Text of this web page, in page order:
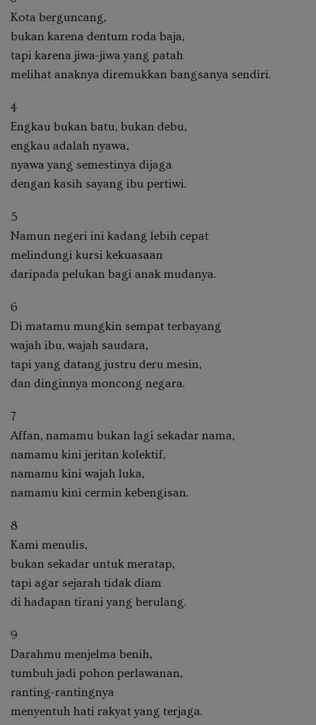
Kota berguncang,
bukan karena dentum roda baja,
tapi karena jiwa-jiwa yang patah
melihat anaknya diremukkan bangsanya sendiri.
4
Engkau bukan batu, bukan debu,
engkau adalah nyawa,
nyawa yang semestinya dijaga
dengan kasih sayang ibu pertiwi.
5
Namun negeri ini kadang lebih cepat
melindungi kursi kekuasaan
daripada pelukan bagi anak mudanya.
6
Di matamu mungkin sempat terbayang
wajah ibu, wajah saudara,
tapi yang datang justru deru mesin,
dan dinginnya moncong negara.
7
Affan, namamu bukan lagi sekadar nama,
namamu kini jeritan kolektif,
namamu kini wajah luka,
namamu kini cermin kebengisan.
8
Kami menulis,
bukan sekadar untuk meratap,
tapi agar sejarah tidak diam
di hadapan tirani yang berulang.
9
Darahmu menjelma benih,
tumbuh jadi pohon perlawanan,
ranting-rantingnya
menyentuh hati rakyat yang terjaga.